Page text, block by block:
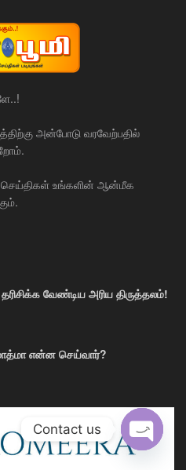
அன்போடு வரவேற்பதில்
உங்களின் ஆன்மீக
வேண்டிய அரிய திருத்தலம்!
என்ன செய்வார்?
Contact us